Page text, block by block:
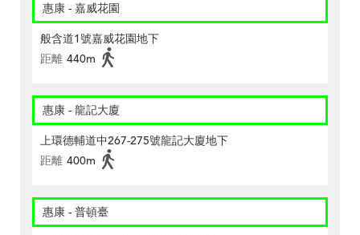
惠康 - 嘉威花園
般含道1號嘉威花園地下
距離 440m
惠康 - 龍記大廈
上環德輔道中267-275號龍記大廈地下
距離 400m
惠康 - 普頓臺